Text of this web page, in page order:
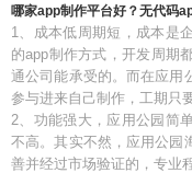
哪家app制作平台好？无代码
1、成本低周期短，成本是
的app制作方式，开发周期
通公司能承受的。而在应用
参与进来自己制作，工期只
2、功能强大，应用公园简
不高。其实不然，应用公园
善并经过市场验证的，专业